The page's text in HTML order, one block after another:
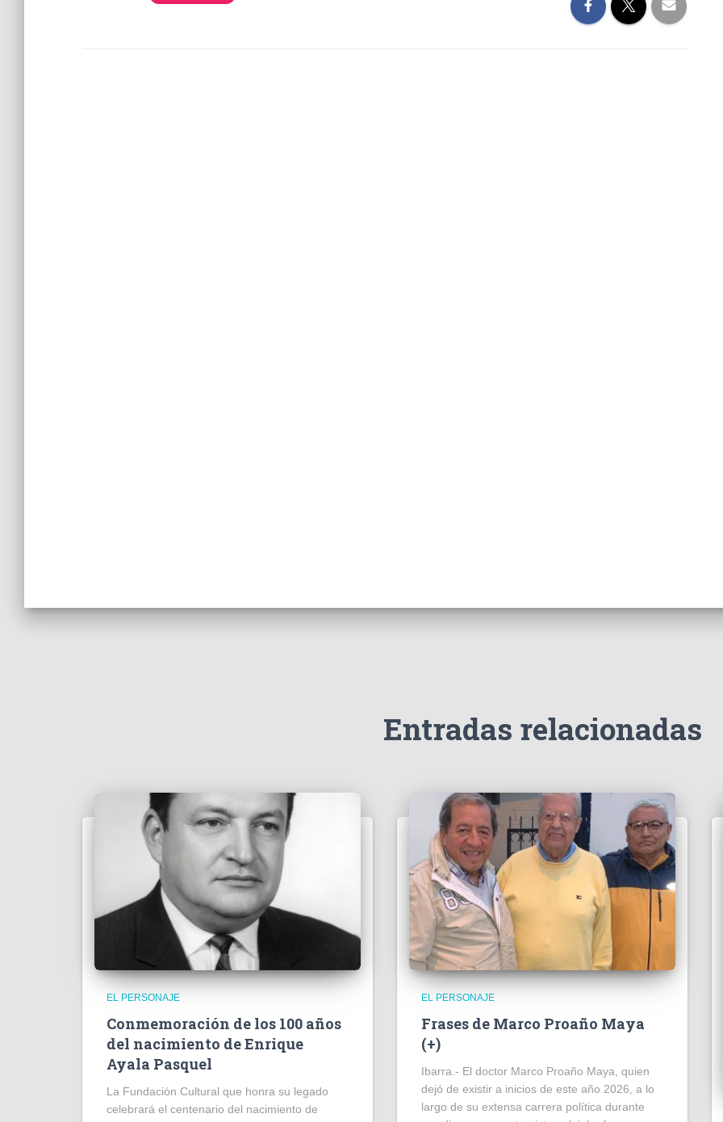
Entradas relacionadas
EL PERSONAJE
Conmemoración de los 100 años
del nacimiento de Enrique
Ayala Pasquel
La Fundación Cultural que honra su legado
celebrará el centenario del nacimiento de
EL PERSONAJE
Frases de Marco Proaño Maya
(+)
Ibarra.- El doctor Marco Proaño Maya, quien
dejó de existir a inicios de este año 2026, a lo
largo de su extensa carrera política durante